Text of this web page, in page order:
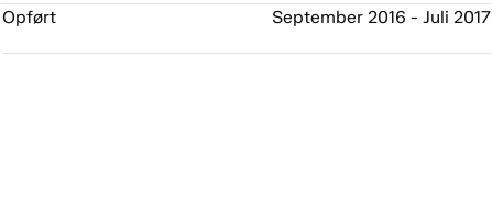
Opført September 2016 - Juli 2017